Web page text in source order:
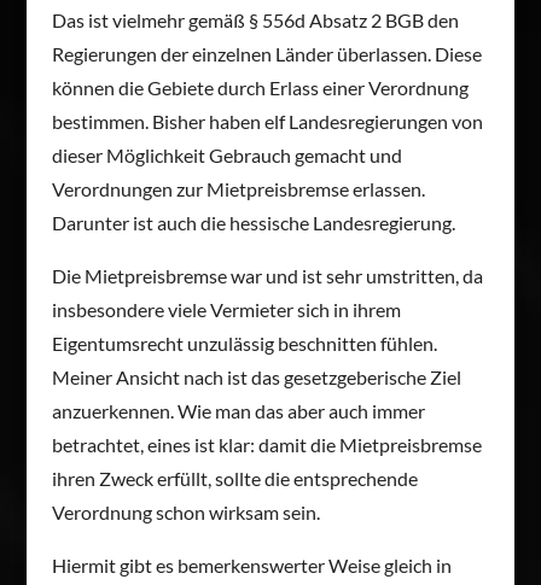
Das ist vielmehr gemäß § 556d Absatz 2 BGB den
Regierungen der einzelnen Länder überlassen. Diese
können die Gebiete durch Erlass einer Verordnung
bestimmen. Bisher haben elf Landesregierungen von
dieser Möglichkeit Gebrauch gemacht und
Verordnungen zur Mietpreisbremse erlassen.
Darunter ist auch die hessische Landesregierung.
Die Mietpreisbremse war und ist sehr umstritten, da
insbesondere viele Vermieter sich in ihrem
Eigentumsrecht unzulässig beschnitten fühlen.
Meiner Ansicht nach ist das gesetzgeberische Ziel
anzuerkennen. Wie man das aber auch immer
betrachtet, eines ist klar: damit die Mietpreisbremse
ihren Zweck erfüllt, sollte die entsprechende
Verordnung schon wirksam sein.
Hiermit gibt es bemerkenswerter Weise gleich in